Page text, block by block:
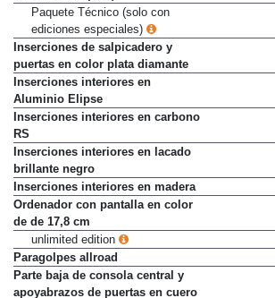
multifunción plus)
Paquete Técnico (solo con
ediciones especiales)
Inserciones de salpicadero y
puertas en color plata diamante
Inserciones interiores en
Aluminio Elipse
Inserciones interiores en carbono
RS
Inserciones interiores en lacado
brillante negro
Inserciones interiores en madera
Ordenador con pantalla en color
de de 17,8 cm
unlimited edition
Paragolpes allroad
Parte baja de consola central y